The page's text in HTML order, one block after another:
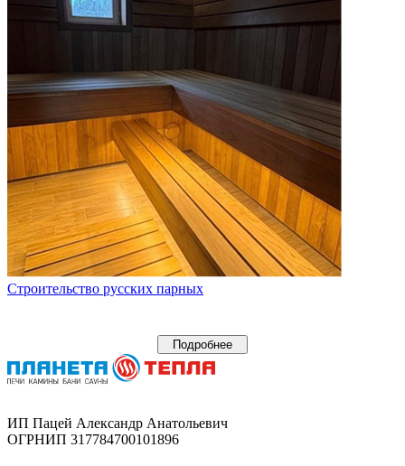
Строительство русских парных
Подробнее
ИП Пацей Александр Анатольевич
ОГРНИП 317784700101896